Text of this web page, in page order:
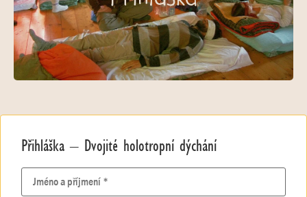
Přihláška – Dvojité holotropní dýchání